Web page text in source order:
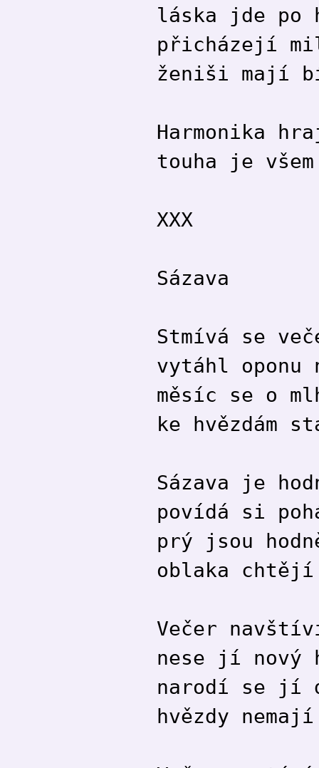
láska jde po
přicházejí
ženiši mají
Harmonika
touha je
XXX
Sázava
Stmívá se
vytáhl
měsíc se o
ke hvězdám
Sázava je
povídá si
prý jsou
oblaka
Večer
nese jí nový
narodí se jí
hvězdy